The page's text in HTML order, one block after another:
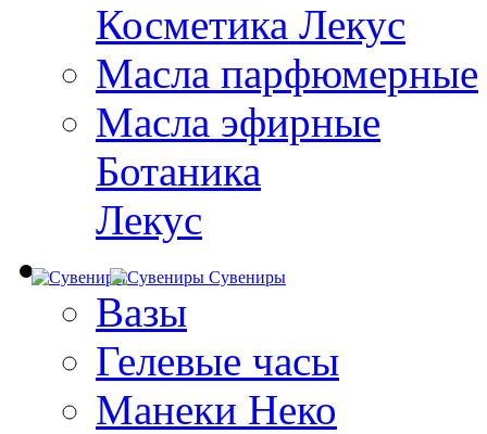
Косметика Лекус
Масла парфюмерные
Масла эфирные
Ботаника
Лекус
Сувениры
Вазы
Гелевые часы
Манеки Неко